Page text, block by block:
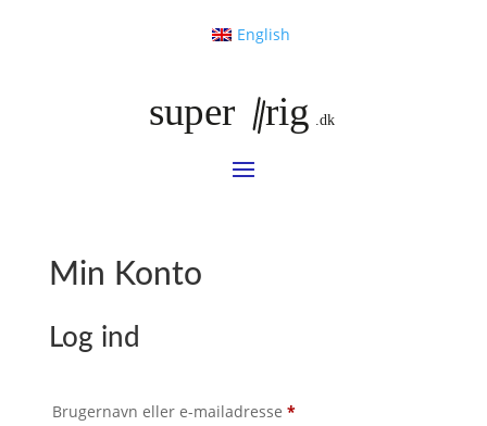
English
Min Konto
Log ind
Brugernavn eller e-mailadresse *Påkrævet